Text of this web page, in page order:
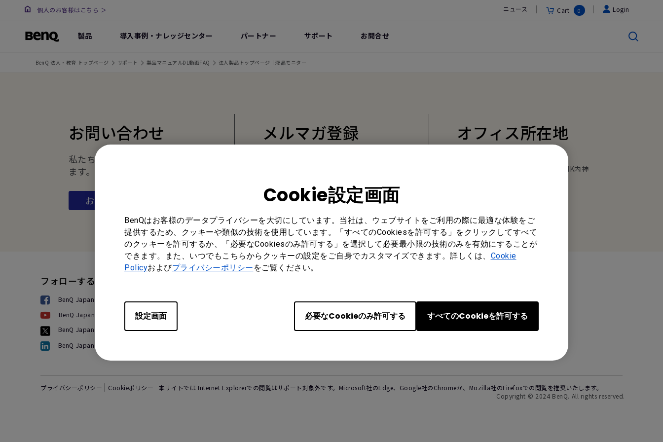
Cookie設定画面
BenQはお客様のデータプライバシーを大切にしています。当社は、ウェブサイトをご利用の際に最適な体験をご
提供するため、クッキーや類似の技術を使用しています。「すべてのCookiesを許可する」をクリックしてすべて
のクッキーを許可するか、「必要なCookiesのみ許可する」を選択して必要最小限の技術のみを有効にすることが
できます。また、いつでもこちらからクッキーの設定をご自身でカスタマイズできます。詳しくは、 Cookie
Policyおよびプライバシーポリシー をご覧ください。
設定画面 必要なCookieのみ許可する すべてのCookieを許可する
個人のお客様はこちら ＞ ニュース Cart 0 Login
製品 導入事例・ナレッジセンター パートナー サポート お問合せ
BenQ 法人・教育 トップページ サポート 製品マニュアルDL動画FAQ 法人製品トップページ｜液晶モニター
お問い合わせ
私たちがお手伝いさせていただき
ます。
お問い合わせ
メルマガ登録
登録する
オフィス所在地
東京都千代田区内神田1丁目14-5 NK内神
各国の現地法人
フォローする
BenQ Japan
BenQ Japan
BenQ Japan
BenQ Japan
導入実績
ナレッジセンター
サステナビリティ
FAQs
ダウンロード
お住まいの地域を選択して
BenQ会社情報
プライバシーポリシー Cookieポリシー
本サイトでは Internet Explorerでの閲覧はサポート対象外です。Microsoft社のEdge、Google社のChromeか、Mozilla社のFirefoxでの閲覧を推奨いたします。
Copyright © 2024 BenQ. All rights reserved.